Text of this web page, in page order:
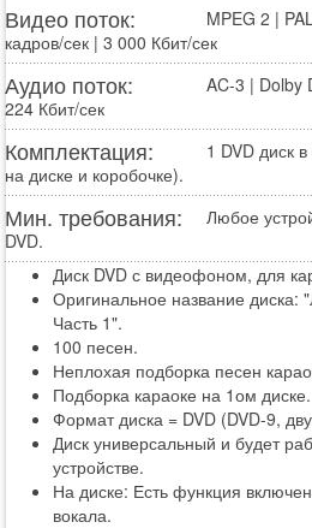
Видео поток:
MPEG 2 |
кадров/сек | 3 000 Кбит/сек
Аудио поток:
AC-3 | Dolby
224 Кбит/сек
Комплектация:
1 DVD диск
на диске и коробочке).
Мин. требования:
Любое
DVD.
Диск DVD с видеофоном, для
Оригинальное название
Часть 1".
100 песен.
Неплохая подборка песен
Подборка караоке на 1ом диске.
Формат диска = DVD (DVD-9,
Диск универсальный и будет
устройстве.
На диске: Есть функция
вокала.